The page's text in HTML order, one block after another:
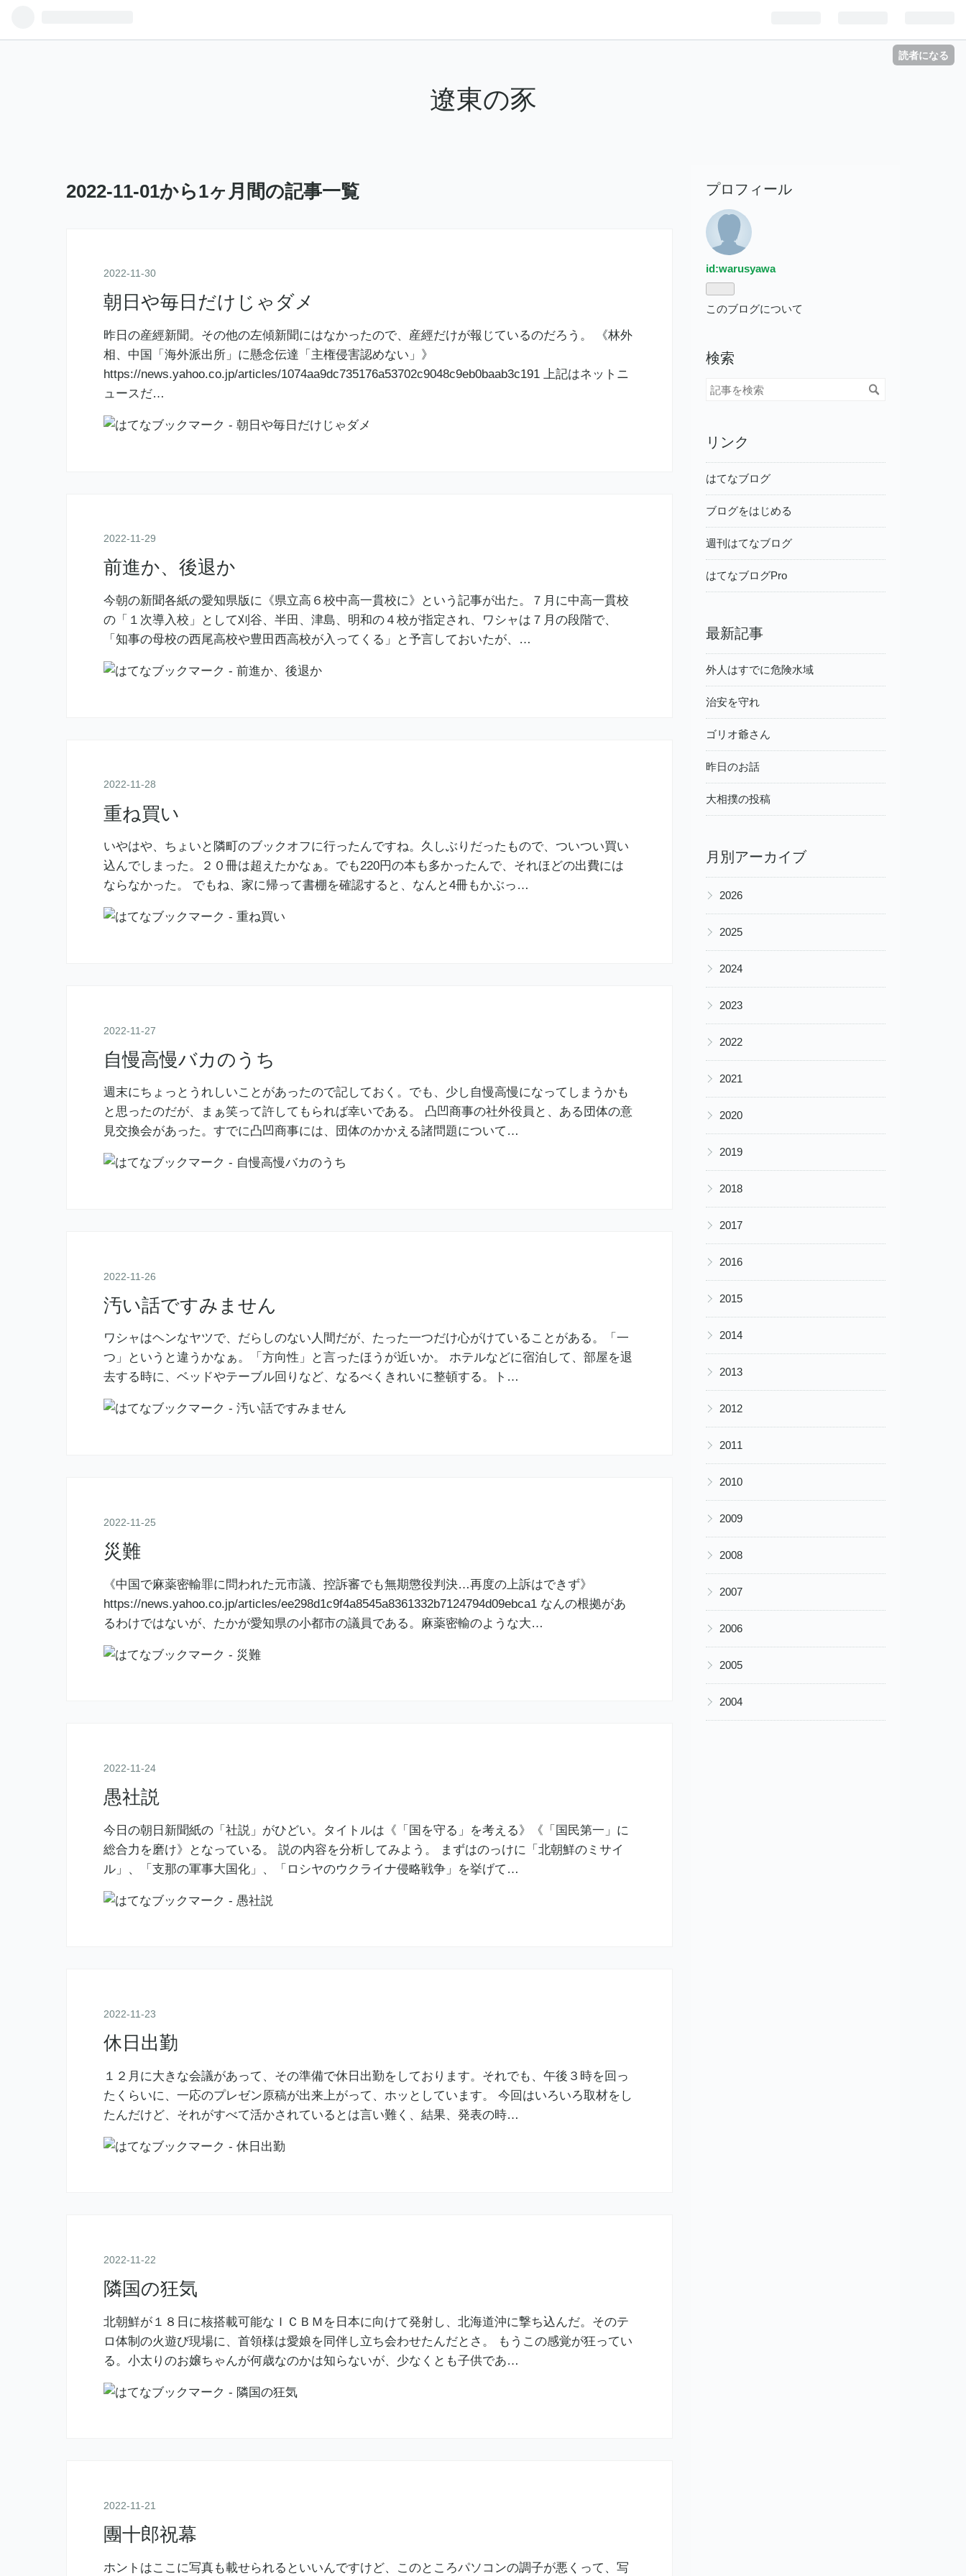
読者になる
遼東の豕
2022-11-01から1ヶ月間の記事一覧
2022-11-30
朝日や毎日だけじゃダメ
昨日の産經新聞。その他の左傾新聞にはなかったので、産經だけが報じているのだろう。 《林外
相、中国「海外派出所」に懸念伝達「主権侵害認めない」》
https://news.yahoo.co.jp/articles/1074aa9dc735176a53702c9048c9eb0baab3c191 上記はネットニ
ュースだ…
2022-11-29
前進か、後退か
今朝の新聞各紙の愛知県版に《県立高６校中高一貫校に》という記事が出た。７月に中高一貫校
の「１次導入校」として刈谷、半田、津島、明和の４校が指定され、ワシャは７月の段階で、
「知事の母校の西尾高校や豊田西高校が入ってくる」と予言しておいたが、…
2022-11-28
重ね買い
いやはや、ちょいと隣町のブックオフに行ったんですね。久しぶりだったもので、ついつい買い
込んでしまった。２０冊は超えたかなぁ。でも220円の本も多かったんで、それほどの出費には
ならなかった。 でもね、家に帰って書棚を確認すると、なんと4冊もかぶっ…
2022-11-27
自慢高慢バカのうち
週末にちょっとうれしいことがあったので記しておく。でも、少し自慢高慢になってしまうかも
と思ったのだが、まぁ笑って許してもられば幸いである。 凸凹商事の社外役員と、ある団体の意
見交換会があった。すでに凸凹商事には、団体のかかえる諸問題について…
2022-11-26
汚い話ですみません
ワシャはヘンなヤツで、だらしのない人間だが、たった一つだけ心がけていることがある。「一
つ」というと違うかなぁ。「方向性」と言ったほうが近いか。 ホテルなどに宿泊して、部屋を退
去する時に、ベッドやテーブル回りなど、なるべくきれいに整頓する。ト…
2022-11-25
災難
《中国で麻薬密輸罪に問われた元市議、控訴審でも無期懲役判決…再度の上訴はできず》
https://news.yahoo.co.jp/articles/ee298d1c9f4a8545a8361332b7124794d09ebca1 なんの根拠があ
るわけではないが、たかが愛知県の小都市の議員である。麻薬密輸のような大…
2022-11-24
愚社説
今日の朝日新聞紙の「社説」がひどい。タイトルは《「国を守る」を考える》《「国民第一」に
総合力を磨け》となっている。 説の内容を分析してみよう。 まずはのっけに「北朝鮮のミサイ
ル」、「支那の軍事大国化」、「ロシヤのウクライナ侵略戦争」を挙げて…
2022-11-23
休日出勤
１２月に大きな会議があって、その準備で休日出勤をしております。それでも、午後３時を回っ
たくらいに、一応のプレゼン原稿が出来上がって、ホッとしています。 今回はいろいろ取材をし
たんだけど、それがすべて活かされているとは言い難く、結果、発表の時…
2022-11-22
隣国の狂気
北朝鮮が１８日に核搭載可能なＩＣＢＭを日本に向けて発射し、北海道沖に撃ち込んだ。そのテ
ロ体制の火遊び現場に、首領様は愛娘を同伴し立ち会わせたんだとさ。 もうこの感覚が狂ってい
る。小太りのお嬢ちゃんが何歳なのかは知らないが、少なくとも子供であ…
2022-11-21
團十郎祝幕
ホントはここに写真も載せられるといいんですけど、このところパソコンの調子が悪くって、写
プロフィール
id:warusyawa
このブログについて
検索
リンク
はてなブログ
ブログをはじめる
週刊はてなブログ
はてなブログPro
最新記事
外人はすでに危険水域
治安を守れ
ゴリオ爺さん
昨日のお話
大相撲の投稿
月別アーカイブ
▶ 2026
▶ 2025
▶ 2024
▶ 2023
▶ 2022
▶ 2021
▶ 2020
▶ 2019
▶ 2018
▶ 2017
▶ 2016
▶ 2015
▶ 2014
▶ 2013
▶ 2012
▶ 2011
▶ 2010
▶ 2009
▶ 2008
▶ 2007
▶ 2006
▶ 2005
▶ 2004